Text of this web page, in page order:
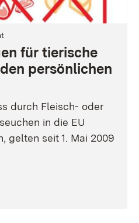
für tierische
persönlichen
durch Fleisch- oder
in die EU
gelten seit 1. Mai 2009